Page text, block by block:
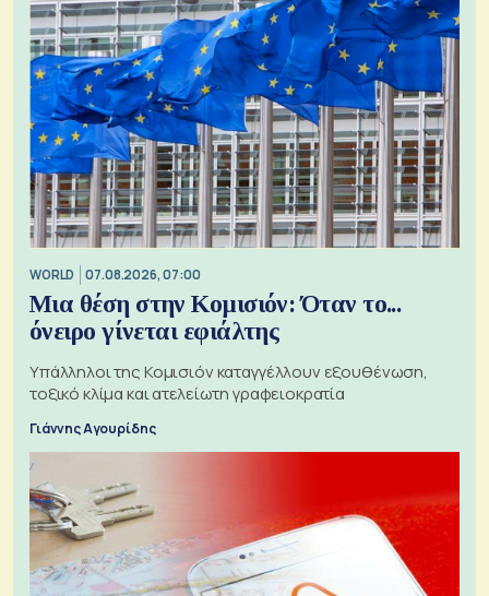
WORLD 07.08.2026, 07:00
Μια θέση στην Κομισιόν: Όταν το...
όνειρο γίνεται εφιάλτης
Υπάλληλοι της Κομισιόν καταγγέλλουν εξουθένωση,
τοξικό κλίμα και ατελείωτη γραφειοκρατία
Γιάννης Αγουρίδης